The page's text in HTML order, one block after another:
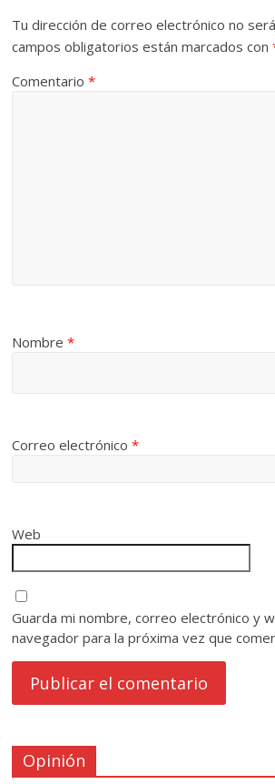
Tu dirección de correo electrónico no
campos obligatorios están marcados con
Comentario*
Nombre*
Correo electrónico*
Web
Guarda mi nombre, correo electrónico y
navegador para la próxima vez que
Opinión